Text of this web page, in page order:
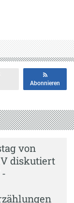
Abonnieren
von
diskutiert